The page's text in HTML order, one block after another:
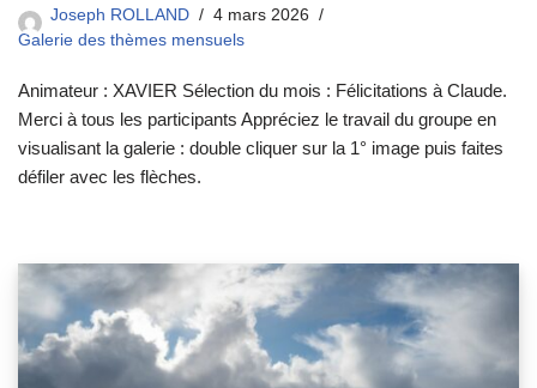
Joseph ROLLAND
4 mars 2026
Galerie des thèmes mensuels
Animateur : XAVIER Sélection du mois : Félicitations à Claude.
Merci à tous les participants Appréciez le travail du groupe en
visualisant la galerie : double cliquer sur la 1° image puis faites
défiler avec les flèches.